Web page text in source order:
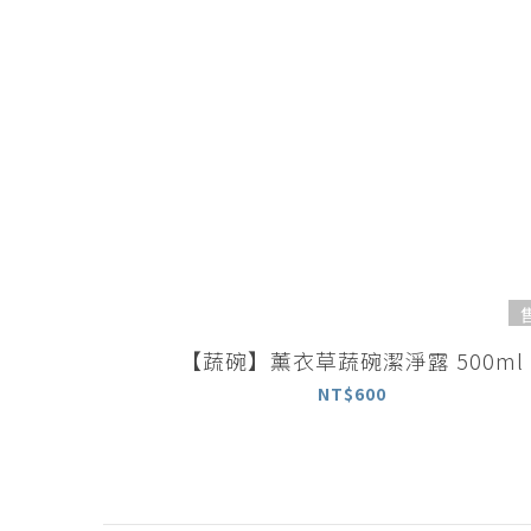
【蔬碗】薰衣草蔬碗潔淨露 500ml
NT$600